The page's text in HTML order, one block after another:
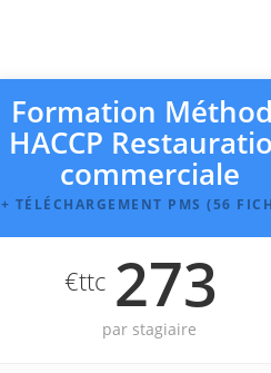
Formation
HACCP
commerciale
+ TÉLÉCHARGEMENT PMS (56
€ttc273
par stagiaire